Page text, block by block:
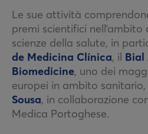
Le sue attività
premi scientifici nell'ambito
scienze della salute, in
de Medicina Clínica, il Bial
Biomedicine, uno dei
europei in ambito sanitario,
Sousa, in collaborazione
Medica Portoghese.